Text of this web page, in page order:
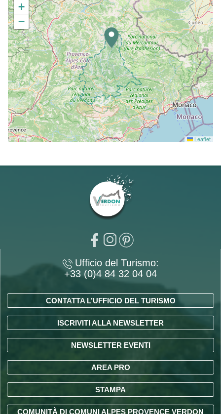
+
−
Leaflet
Ufficio del Turismo:
+33 (0)4 84 32 04 04
CONTATTA L’UFFICIO DEL TURISMO
ISCRIVITI ALLA NEWSLETTER
NEWSLETTER EVENTI
AREA PRO
STAMPA
COMUNITÀ DI COMUNI ALPES PROVENCE VERDON